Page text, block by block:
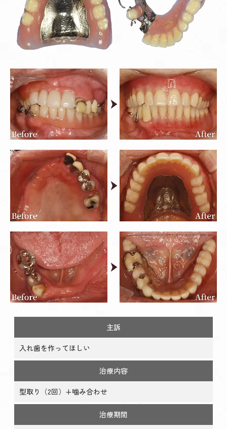
主訴
入れ歯を作ってほしい
治療内容
型取り（2回）+噛み合わせ
治療期間